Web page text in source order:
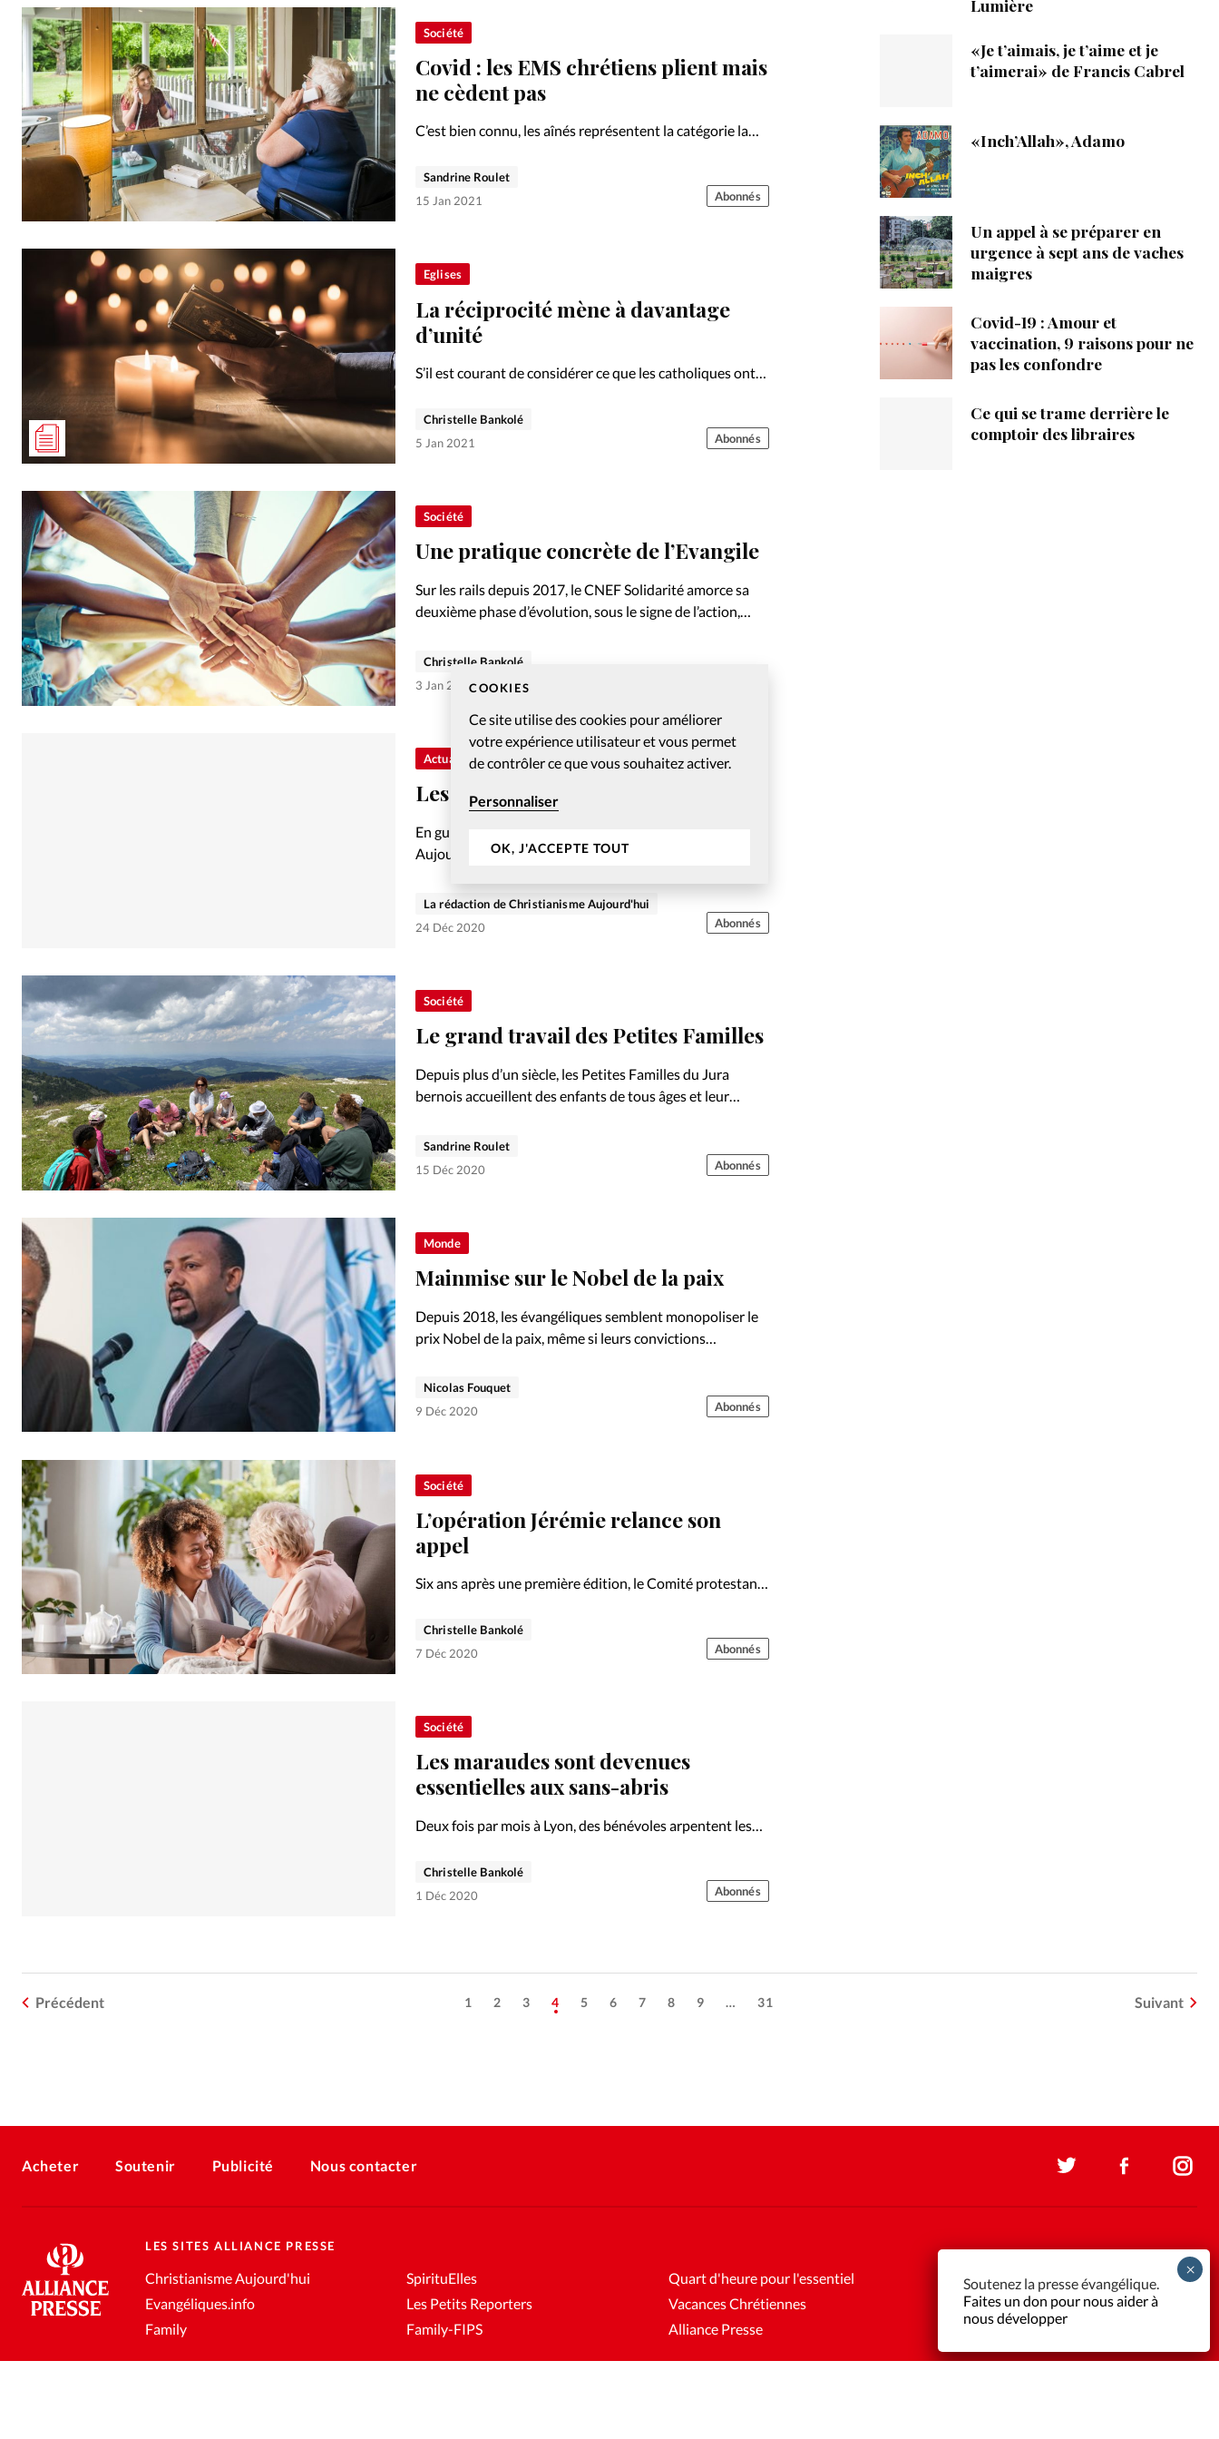
COOKIES
Ce site utilise des cookies pour améliorer
votre expérience utilisateur et vous permet
de contrôler ce que vous souhaitez activer.
Personnaliser
OK, J'ACCEPTE TOUT
Société
Covid : les EMS chrétiens plient mais
ne cèdent pas
C’est bien connu, les aînés représentent la catégorie la
institutions chrétiennes accueillant des seniors font-
elles face à la crise sanitaire? Le point avec l’Armée du
Sandrine Roulet
15 Jan 2021
Abonnés
Eglises
La réciprocité mène à davantage
d’unité
S’il est courant de considérer ce que les catholiques ont
Ethique, théologie, charité, les exemples sont plus
nombreux qu’il n’y paraît, à quelques nuances près
Christelle Bankolé
5 Jan 2021
Abonnés
Société
Une pratique concrète de l’Evangile
Sur les rails depuis 2017, le CNEF Solidarité amorce sa
deuxième phase d’évolution, sous le signe de l’action,
Luc Maroni.
Christelle Bankolé
3 Jan 2021
Actualité internationale
Les prix de l’année 2020
En guise de prix, la rédaction du Christianisme
Aujourd’hui offre une année de prière régulière aux deux
La rédaction de Christianisme Aujourd'hui
24 Déc 2020
Abonnés
Société
Le grand travail des Petites Familles
Depuis plus d’un siècle, les Petites Familles du Jura
bernois accueillent des enfants de tous âges et leur
Sandrine Roulet
15 Déc 2020
Abonnés
Monde
Mainmise sur le Nobel de la paix
Depuis 2018, les évangéliques semblent monopoliser le
prix Nobel de la paix, même si leurs convictions
Nicolas Fouquet
9 Déc 2020
Abonnés
Société
L’opération Jérémie relance son
appel
Six ans après une première édition, le Comité protestant
l’opération Jérémie au cœur de la crise pandémique. Un
appel à s’engager en paroles et en actes au plus…
Christelle Bankolé
7 Déc 2020
Abonnés
Société
Les maraudes sont devenues
essentielles aux sans-abris
Deux fois par mois à Lyon, des bénévoles arpentent les
personnes sans domicile fixe. Covid, mesures hivernales,
économie en chute libre... Quelles sont les difficultés
Christelle Bankolé
1 Déc 2020
Abonnés
Précédent 1 2 3 4 5 6 7 8 9 … 31 Suivant
Lumière
«Je t’aimais, je t’aime et je
t’aimerai» de Francis Cabrel
«Inch’Allah», Adamo
Un appel à se préparer en
urgence à sept ans de vaches
maigres
Covid-19 : Amour et
vaccination, 9 raisons pour ne
pas les confondre
Ce qui se trame derrière le
comptoir des libraires
Acheter Soutenir Publicité Nous contacter
LES SITES ALLIANCE PRESSE
Christianisme Aujourd'hui
Evangéliques.info
Family
SpirituElles
Les Petits Reporters
Family-FIPS
Quart d'heure pour l'essentiel
Vacances Chrétiennes
Alliance Presse
Soutenez la presse évangélique.
Faites un don pour nous aider à
nous développer